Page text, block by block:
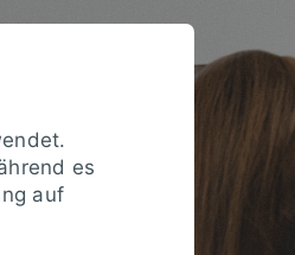
es
auf